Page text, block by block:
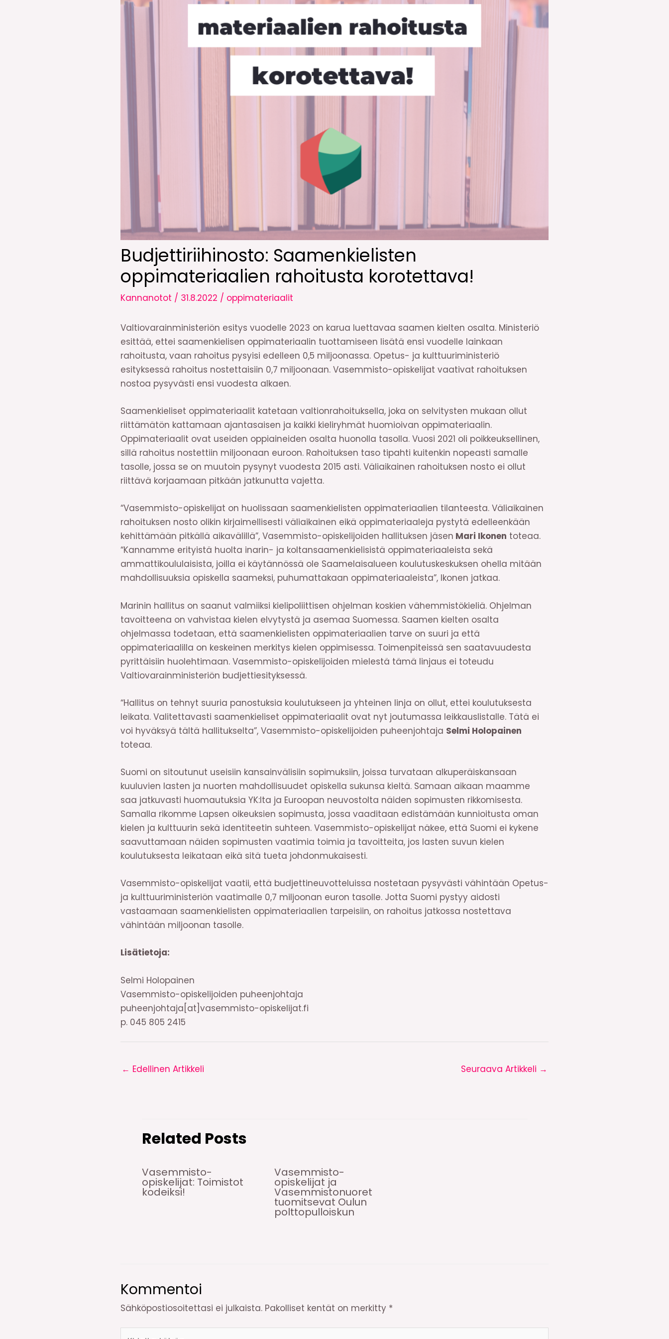
Budjettiriihinosto: Saamenkielisten
oppimateriaalien rahoitusta korotettava!
Kannanotot / 31.8.2022 / oppimateriaalit
Valtiovarainministeriön esitys vuodelle 2023 on karua luettavaa saamen kielten osalta. Ministeriö
esittää, ettei saamenkielisen oppimateriaalin tuottamiseen lisätä ensi vuodelle lainkaan
rahoitusta, vaan rahoitus pysyisi edelleen 0,5 miljoonassa. Opetus- ja kulttuuriministeriö
esityksessä rahoitus nostettaisiin 0,7 miljoonaan. Vasemmisto-opiskelijat vaativat rahoituksen
nostoa pysyvästi ensi vuodesta alkaen.
Saamenkieliset oppimateriaalit katetaan valtionrahoituksella, joka on selvitysten mukaan ollut
riittämätön kattamaan ajantasaisen ja kaikki kieliryhmät huomioivan oppimateriaalin.
Oppimateriaalit ovat useiden oppiaineiden osalta huonolla tasolla. Vuosi 2021 oli poikkeuksellinen,
sillä rahoitus nostettiin miljoonaan euroon. Rahoituksen taso tipahti kuitenkin nopeasti samalle
tasolle, jossa se on muutoin pysynyt vuodesta 2015 asti. Väliaikainen rahoituksen nosto ei ollut
riittävä korjaamaan pitkään jatkunutta vajetta.
“Vasemmisto-opiskelijat on huolissaan saamenkielisten oppimateriaalien tilanteesta. Väliaikainen
rahoituksen nosto olikin kirjaimellisesti väliaikainen eikä oppimateriaaleja pystytä edelleenkään
kehittämään pitkällä aikavälillä”, Vasemmisto-opiskelijoiden hallituksen jäsen Mari Ikonen toteaa.
“Kannamme erityistä huolta inarin- ja koltansaamenkielisistä oppimateriaaleista sekä
ammattikoululaisista, joilla ei käytännössä ole Saamelaisalueen koulutuskeskuksen ohella mitään
mahdollisuuksia opiskella saameksi, puhumattakaan oppimateriaaleista”, Ikonen jatkaa.
Marinin hallitus on saanut valmiiksi kielipoliittisen ohjelman koskien vähemmistökieliä. Ohjelman
tavoitteena on vahvistaa kielen elvytystä ja asemaa Suomessa. Saamen kielten osalta
ohjelmassa todetaan, että saamenkielisten oppimateriaalien tarve on suuri ja että
oppimateriaalilla on keskeinen merkitys kielen oppimisessa. Toimenpiteissä sen saatavuudesta
pyrittäisiin huolehtimaan. Vasemmisto-opiskelijoiden mielestä tämä linjaus ei toteudu
Valtiovarainministeriön budjettiesityksessä.
“Hallitus on tehnyt suuria panostuksia koulutukseen ja yhteinen linja on ollut, ettei koulutuksesta
leikata. Valitettavasti saamenkieliset oppimateriaalit ovat nyt joutumassa leikkauslistalle. Tätä ei
voi hyväksyä tältä hallitukselta”, Vasemmisto-opiskelijoiden puheenjohtaja Selmi Holopainen
toteaa.
Suomi on sitoutunut useisiin kansainvälisiin sopimuksiin, joissa turvataan alkuperäiskansaan
kuuluvien lasten ja nuorten mahdollisuudet opiskella sukunsa kieltä. Samaan aikaan maamme
saa jatkuvasti huomautuksia YK:lta ja Euroopan neuvostolta näiden sopimusten rikkomisesta.
Samalla rikomme Lapsen oikeuksien sopimusta, jossa vaaditaan edistämään kunnioitusta oman
kielen ja kulttuurin sekä identiteetin suhteen. Vasemmisto-opiskelijat näkee, että Suomi ei kykene
saavuttamaan näiden sopimusten vaatimia toimia ja tavoitteita, jos lasten suvun kielen
koulutuksesta leikataan eikä sitä tueta johdonmukaisesti.
Vasemmisto-opiskelijat vaatii, että budjettineuvotteluissa nostetaan pysyvästi vähintään Opetus-
ja kulttuuriministeriön vaatimalle 0,7 miljoonan euron tasolle. Jotta Suomi pystyy aidosti
vastaamaan saamenkielisten oppimateriaalien tarpeisiin, on rahoitus jatkossa nostettava
vähintään miljoonan tasolle.
Lisätietoja:
Selmi Holopainen
Vasemmisto-opiskelijoiden puheenjohtaja
puheenjohtaja[at]vasemmisto-opiskelijat.fi
p. 045 805 2415
← Edellinen Artikkeli Seuraava Artikkeli →
Related Posts
Vasemmisto-
opiskelijat: Toimistot
kodeiksi!
Vasemmisto-
opiskelijat ja
Vasemmistonuoret
tuomitsevat Oulun
polttopulloiskun
Kommentoi
Sähköpostiosoitettasi ei julkaista. Pakolliset kentät on merkitty *